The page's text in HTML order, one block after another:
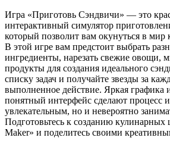
Игра «Приготовь Сэндвичи» — это
интерактивный симулятор
который позволит вам окунуться в мир
В этой игре вам предстоит выбрать
ингредиенты, нарезать свежие овощи,
продукты для создания идеального
списку задач и получайте звезды за
выполненное действие. Яркая графика
понятный интерфейс сделают процесс
увлекательным, но и невероятно
Подготовьтесь к созданию кулинарных
Maker» и поделитесь своими